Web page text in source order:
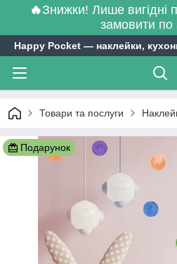
🔥Знижки! Лише вигідні
замовити по
Happy Pocket ― наклейки,
Товари та послуги
Подарунок